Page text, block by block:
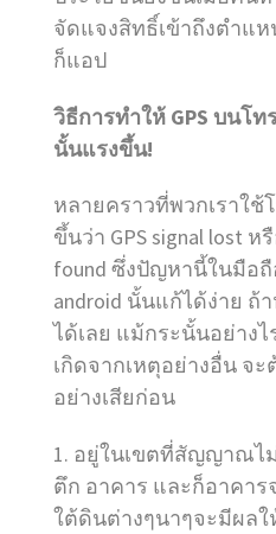
จัดแจงสิทธิ์เข้าถึงตําแ
ก็แอป
วิธีการทำให้ GPS บนโ
นั้นแรงขึ้น!
หลายคราวที่พวกเราใ
ขึ้นว่า GPS signal lost ห
found ซึ่งปัญหานี้ในมือ
android นั้นแก้ได้ง่าย ถ้
ได้เลย แม้กระนั้นอย่าง
เกิดจากเหตุอย่างอื่น จ
อย่างเสียก่อน
1. อยู่ในเขตที่สัญญาณไ
ตึก อาคาร และก็อาคา
ใต้ดินต่างๆนาๆจะมีผล